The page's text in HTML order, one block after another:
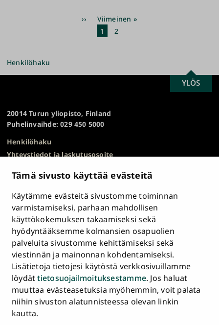
Tämä sivusto käyttää evästeitä
Käytämme evästeitä sivustomme toiminnan
varmistamiseksi, parhaan mahdollisen
käyttökokemuksen takaamiseksi sekä
hyödyntääksemme kolmansien osapuolien
palveluita sivustomme kehittämiseksi sekä
viestinnän ja mainonnan kohdentamiseksi.
Lisätietoja tietojesi käytöstä verkkosivuillamme
löydättietosuojailmoituksestamme. Jos haluat
muuttaa evästeasetuksia myöhemmin, voit palata
niihin sivuston alatunnisteessa olevan linkin
kautta.
Seuraava
››
Viimeinen
sivu
Viimeinen »
Nykyinen
1 Sivu
2
Henkilöhaku
20014 Turun yliopisto, Finland
Puhelinvaihde: 029 450 5000
Henkilöhaku
Yhteystiedot ja laskutusosoite
HR Excellence in Research
Tietosuojailmoitus
Asiakirjajulkisuuskuvaus ja tietopyynnöt
Väärinkäytösepäilyt
Saavutettavuusseloste
Palaute
Intranet ja sähköiset työkalut
Evästeasetukset
Päävalikko
alatunnisteessa
ETUSIVU
Turun
yliopisto
Facebookissa
Turun
yliopisto
Instagramissa
TurunTurunTurunTurun
SCROLL
TO
YLÖS